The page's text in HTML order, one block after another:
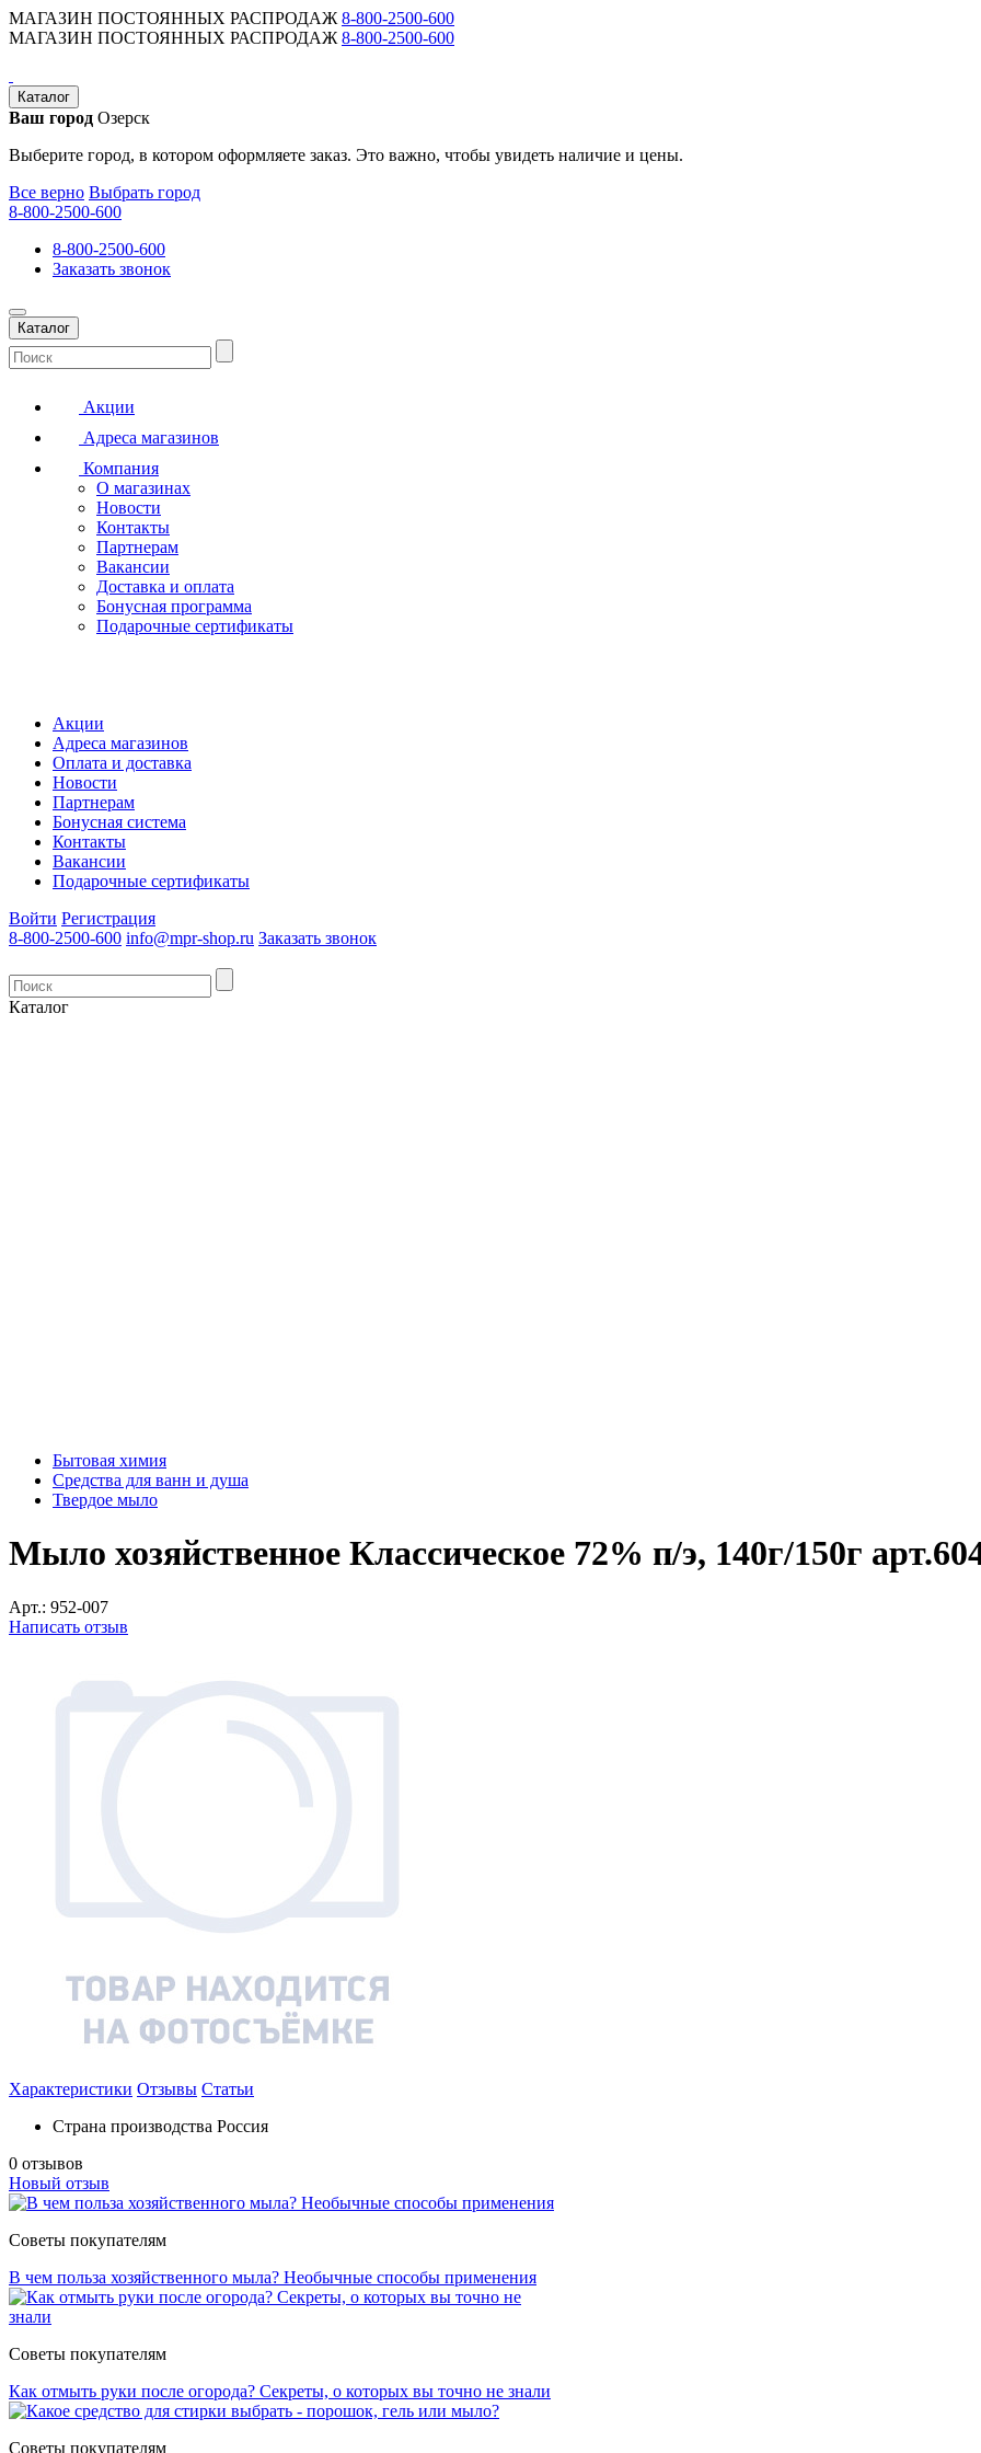
МАГАЗИН ПОСТОЯННЫХ РАСПРОДАЖ 8-800-2500-600
МАГАЗИН ПОСТОЯННЫХ РАСПРОДАЖ 8-800-2500-600
Каталог
Ваш город Озерск
Выберите город, в котором оформляете заказ. Это важно, чтобы увидеть наличие и цены.
Все верно Выбрать город
8-800-2500-600
8-800-2500-600
Заказать звонок
Каталог
Акции
Адреса магазинов
Компания
О магазинах
Новости
Контакты
Партнерам
Вакансии
Доставка и оплата
Бонусная программа
Подарочные сертификаты
Акции
Адреса магазинов
Оплата и доставка
Новости
Партнерам
Бонусная система
Контакты
Вакансии
Подарочные сертификаты
Войти Регистрация
8-800-2500-600 info@mpr-shop.ru Заказать звонок
Каталог
Бытовая химия
Средства для ванн и душа
Твердое мыло
Мыло хозяйственное Классическое 72% п/э, 140г/150г
Арт.: 952-007
Написать отзыв
Характеристики Отзывы Статьи
Страна производства Россия
0 отзывов
Новый отзыв
Советы покупателям
В чем польза хозяйственного мыла? Необычные способы применения
Советы покупателям
Как отмыть руки после огорода? Секреты, о которых вы точно не знали
Советы покупателям